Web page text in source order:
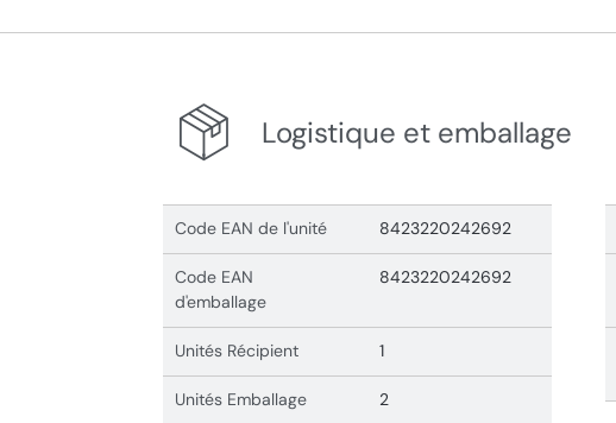
Logistique et emballage
Code EAN de l'unité 8423220242692
Code EAN
d'emballage
8423220242692
Unités Récipient 1
Unités Emballage 2